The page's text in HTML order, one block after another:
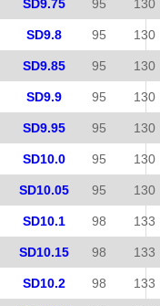
SD9.75 95 130
SD9.8 95 130
SD9.85 95 130
SD9.9 95 130
SD9.95 95 130
SD10.0 95 130
SD10.05 95 130
SD10.1 98 133
SD10.15 98 133
SD10.2 98 133